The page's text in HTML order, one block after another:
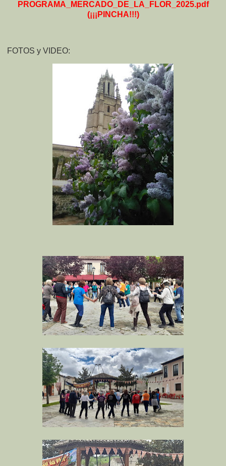
PROGRAMA_MERCADO_DE_LA_FLOR_2025.pdf
(¡¡¡PINCHA!!!)
FOTOS y VIDEO: